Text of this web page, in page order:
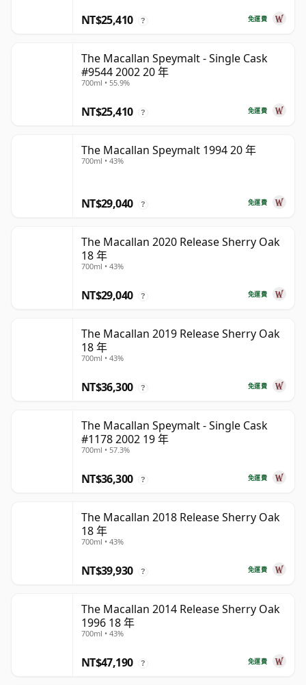
免運費
NT$25,410 ?
The Macallan Speymalt - Single Cask
#9544 2002 20 年
700ml • 55.9%
免運費
NT$25,410 ?
The Macallan Speymalt 1994 20 年
700ml • 43%
免運費
NT$29,040 ?
The Macallan 2020 Release Sherry Oak
18 年
700ml • 43%
免運費
NT$29,040 ?
The Macallan 2019 Release Sherry Oak
18 年
700ml • 43%
免運費
NT$36,300 ?
The Macallan Speymalt - Single Cask
#1178 2002 19 年
700ml • 57.3%
免運費
NT$36,300 ?
The Macallan 2018 Release Sherry Oak
18 年
700ml • 43%
免運費
NT$39,930 ?
The Macallan 2014 Release Sherry Oak
1996 18 年
700ml • 43%
免運費
NT$47,190 ?